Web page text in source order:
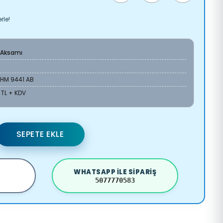
9441 AB
+ KDV
SEPETE EKLE
WHATSAPP ILE SIPARIŞ
5077770583